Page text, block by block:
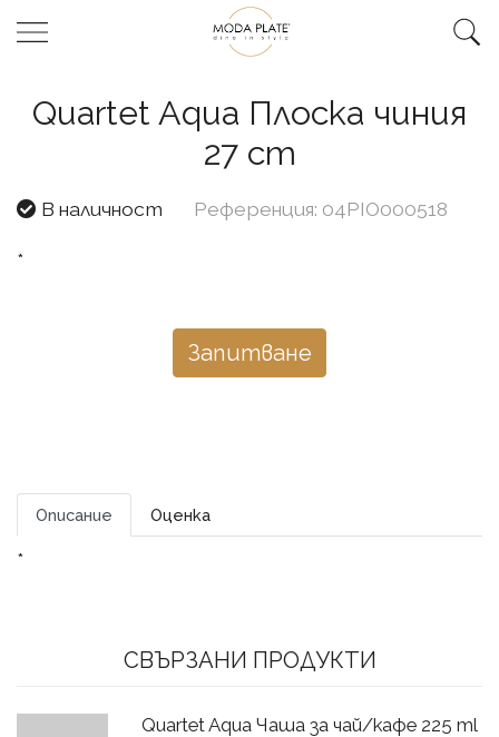
Quartet Aqua Плоска чиния
27 cm
В наличност Референция: 04PIO000518
*
Запитване
Описание Оценка
*
СВЪРЗАНИ ПРОДУКТИ
Quartet Aqua Чаша за чай/кафе 225 ml